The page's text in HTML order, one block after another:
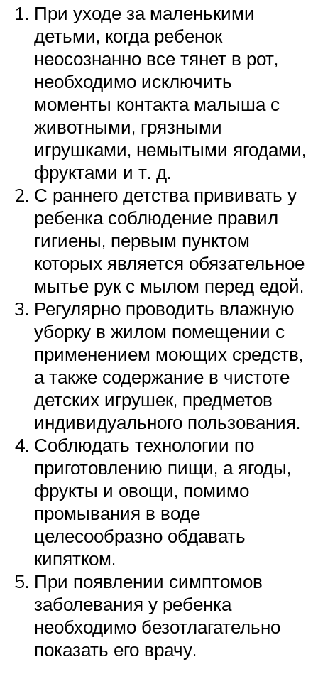
При уходе за маленькими
детьми, когда ребенок
неосознанно все тянет в рот,
необходимо исключить
моменты контакта малыша с
животными, грязными
игрушками, немытыми ягодами,
фруктами и т. д.
С раннего детства прививать у
ребенка соблюдение правил
гигиены, первым пунктом
которых является обязательное
мытье рук с мылом перед едой.
Регулярно проводить влажную
уборку в жилом помещении с
применением моющих средств,
а также содержание в чистоте
детских игрушек, предметов
индивидуального пользования.
Соблюдать технологии по
приготовлению пищи, а ягоды,
фрукты и овощи, помимо
промывания в воде
целесообразно обдавать
кипятком.
При появлении симптомов
заболевания у ребенка
необходимо безотлагательно
показать его врачу.